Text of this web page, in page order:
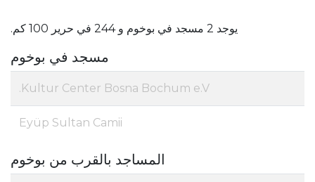
يوجد 2 مسجد في بوخوم و 244 في حرير 100 كم.
مسجد في بوخوم
Kultur Center Bosna Bochum e.V.
Eyüp Sultan Camii
المساجد بالقرب من بوخوم